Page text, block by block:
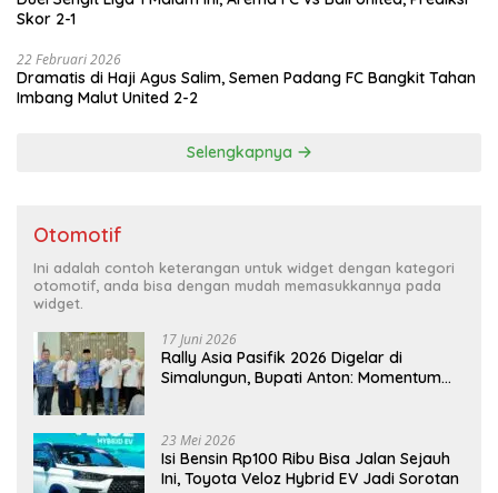
Skor 2-1
22 Februari 2026
Dramatis di Haji Agus Salim, Semen Padang FC Bangkit Tahan
Imbang Malut United 2-2
Selengkapnya
Otomotif
Ini adalah contoh keterangan untuk widget dengan kategori
otomotif, anda bisa dengan mudah memasukkannya pada
widget.
17 Juni 2026
Rally Asia Pasifik 2026 Digelar di
Simalungun, Bupati Anton: Momentum
23 Mei 2026
Isi Bensin Rp100 Ribu Bisa Jalan Sejauh
Ini, Toyota Veloz Hybrid EV Jadi Sorotan